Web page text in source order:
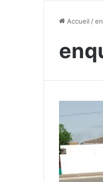
Accueil /